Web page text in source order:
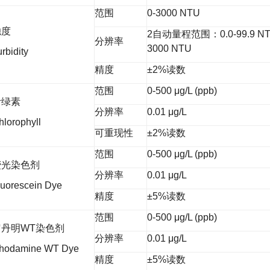
范围 0-3000 NTU
分辨率
2自动量程范围：0.0-99.9
3000 NTU
精度 ±2%读数
素
范围 0-500 μg/L (ppb)
分辨率 0.01 μg/L
可重现性 ±2%读数
染色剂
Dye
范围 0-500 μg/L (ppb)
分辨率 0.01 μg/L
精度 ±5%读数
明WT染色剂
WT Dye
范围 0-500 μg/L (ppb)
分辨率 0.01 μg/L
精度 ±5%读数